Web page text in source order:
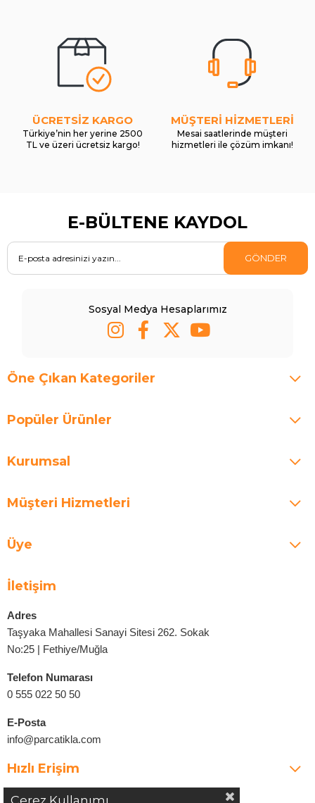
ÜCRETSİZ KARGO
Türkiye’nin her yerine 2500
TL ve üzeri ücretsiz kargo!
MÜŞTERİ HİZMETLERİ
Mesai saatlerinde müşteri
hizmetleri ile çözüm imkanı!
E-BÜLTENE KAYDOL
GÖNDER
Sosyal Medya Hesaplarımız
Öne Çıkan Kategoriler
Popüler Ürünler
Kurumsal
Müşteri Hizmetleri
Üye
İletişim
Adres
Taşyaka Mahallesi Sanayi Sitesi 262. Sokak
No:25 | Fethiye/Muğla
Telefon Numarası
0 555 022 50 50
E-Posta
info@parcatikla.com
Hızlı Erişim
Çerez Kullanımı